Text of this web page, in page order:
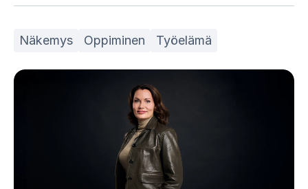
Näkemys Oppiminen Työelämä